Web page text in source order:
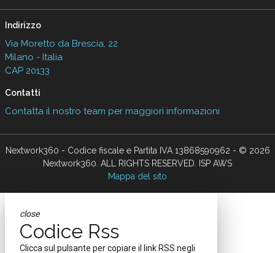
Indirizzo
Via Moretto da Brescia, 22
Milano - Italia
CAP 20133
Contatti
Contatta il nostro team per maggiori informazioni
Nextwork360 - Codice fiscale e Partita IVA 13868590962 - © 2026
Nextwork360. ALL RIGHTS RESERVED. ISP AWS
Mappa del sito
close
Codice Rss
Clicca sul pulsante per copiare il link RSS negli